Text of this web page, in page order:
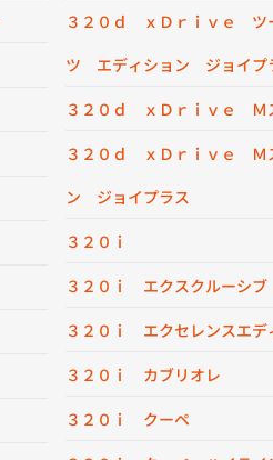
３２０ｄ ｘＤｒｉｖｅ ツ
ツ エディション ジョイプ
３２０ｄ ｘＤｒｉｖｅ Ｍ
３２０ｄ ｘＤｒｉｖｅ Ｍ
ン ジョイプラス
３２０ｉ
３２０ｉ エクスクルーシブ
３２０ｉ エクセレンスエデ
３２０ｉ カブリオレ
３２０ｉ クーペ